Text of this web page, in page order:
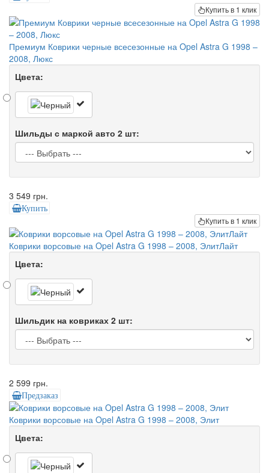
Купить в 1 клик
Премиум Коврики черные всесезонные на Opel Astra G 1998 –
2008, Люкс
Цвета:
Шильды с маркой авто 2 шт:
3 549 грн.
Купить
Купить в 1 клик
Коврики ворсовые на Opel Astra G 1998 – 2008, ЭлитЛайт
Цвета:
Шильдик на ковриках 2 шт:
2 599 грн.
Предзаказ
Коврики ворсовые на Opel Astra G 1998 – 2008, Элит
Цвета: